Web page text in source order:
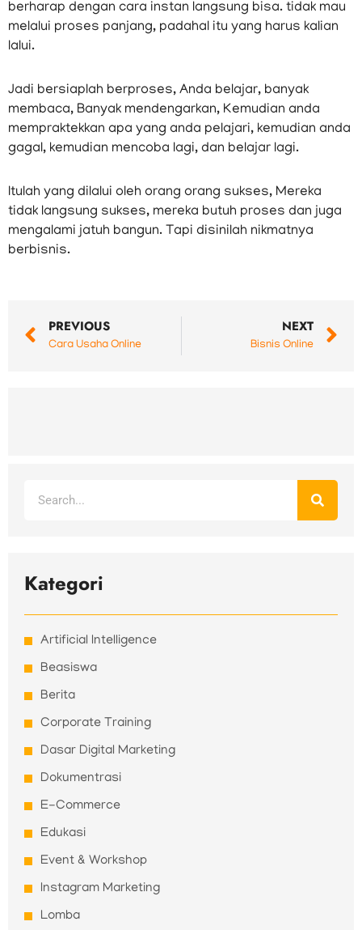
berharap dengan cara instan langsung bisa. tidak mau
melalui proses panjang, padahal itu yang harus kalian
lalui.
Jadi bersiaplah berproses, Anda belajar, banyak
membaca, Banyak mendengarkan, Kemudian anda
mempraktekkan apa yang anda pelajari, kemudian anda
gagal, kemudian mencoba lagi, dan belajar lagi.
Itulah yang dilalui oleh orang orang sukses, Mereka
tidak langsung sukses, mereka butuh proses dan juga
mengalami jatuh bangun. Tapi disinilah nikmatnya
berbisnis.
PREVIOUS
Cara Usaha Online
NEXT
Bisnis Online
Kategori
Artificial Intelligence
Beasiswa
Berita
Corporate Training
Dasar Digital Marketing
Dokumentrasi
E-Commerce
Edukasi
Event & Workshop
Instagram Marketing
Lomba